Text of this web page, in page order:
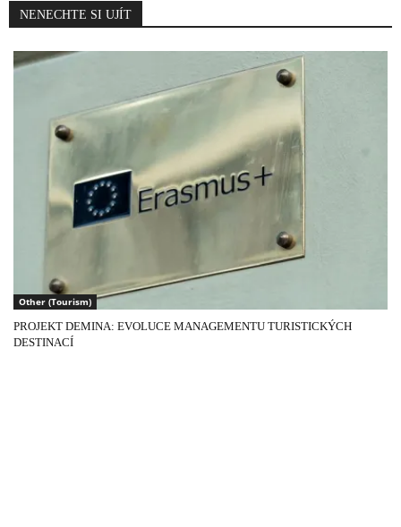
NENECHTE SI UJÍT
Other (Tourism)
PROJEKT DEMINA: EVOLUCE MANAGEMENTU TURISTICKÝCH
DESTINACÍ